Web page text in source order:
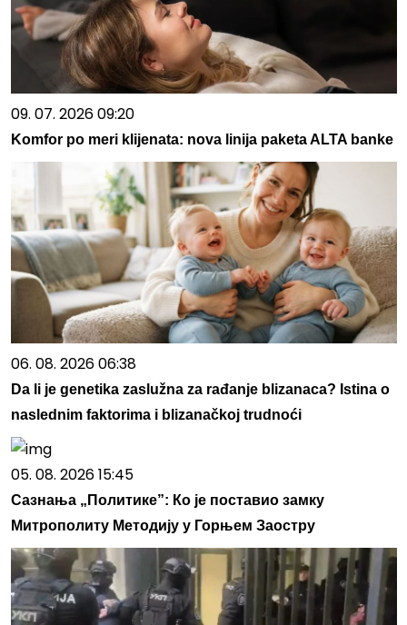
09. 07. 2026 09:20
Komfor po meri klijenata: nova linija paketa ALTA banke
06. 08. 2026 06:38
Da li je genetika zaslužna za rađanje blizanaca? Istina o
naslednim faktorima i blizanačkoj trudnoći
05. 08. 2026 15:45
Сазнања „Политике”: Ко је поставио замку
Митрополиту Методију у Горњем Заостру